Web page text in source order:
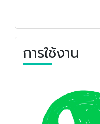
การใช้งาน